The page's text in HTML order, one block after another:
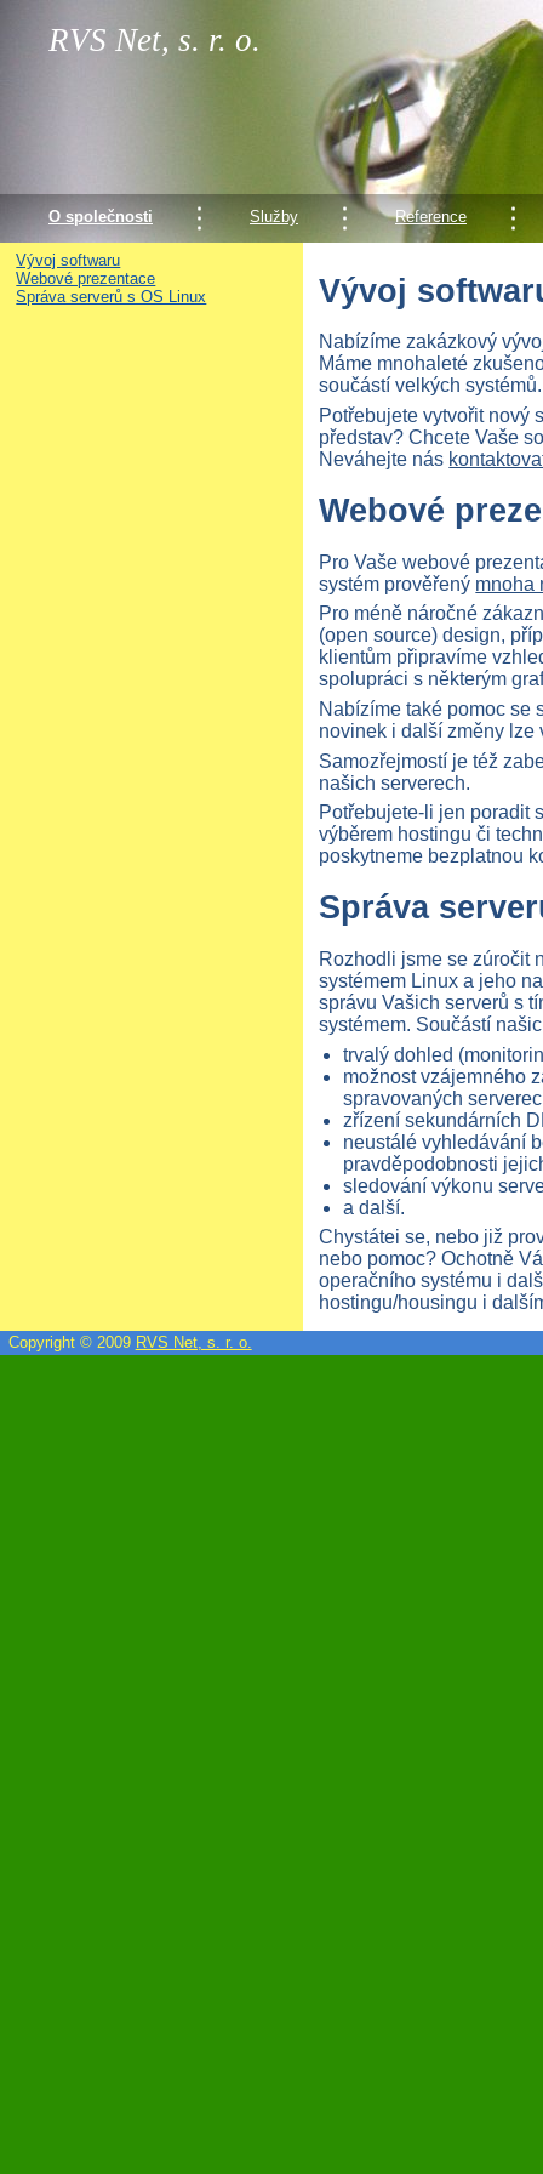
RVS Net, s. r. o.
O společnosti Služby Reference
Vývoj softwaru
Webové prezentace
Správa serverů s OS Linux
Vývoj
Nabízíme zakázkový
Máme mnohaleté
součástí velkých systémů.
Potřebujete vytvořit nový
představ? Chcete Vaše
Neváhejte nás
Webové
Pro Vaše webové
systém prověřený mnoha
Pro méně náročné
(open source) design,
klientům připravíme
spolupráci s některým
Nabízíme také pomoc se
novinek i další změny lze
Samozřejmostí je též
našich serverech.
Potřebujete-li jen poradit
výběrem hostingu či
poskytneme bezplatnou
Správa
Rozhodli jsme se zúročit
systémem Linux a jeho
správu Vašich serverů s
systémem. Součástí
trvalý dohled
možnost vzájemného
spravovaných
zřízení sekundárních
neustálé vyhledávání
pravděpodobnosti
sledování výkonu
a další.
Chystátei se, nebo již
nebo pomoc? Ochotně
operačního systému i
hostingu/housingu i
Copyright © 2009 RVS Net, s. r. o.